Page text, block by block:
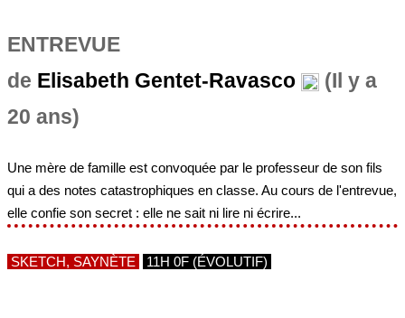
ENTREVUE
de Elisabeth Gentet-Ravasco
(Il y a
20 ans)
Une mère de famille est convoquée par le professeur de son fils
qui a des notes catastrophiques en classe. Au cours de l'entrevue,
elle confie son secret : elle ne sait ni lire ni écrire...
SKETCH, SAYNÈTE 11H 0F (ÉVOLUTIF)